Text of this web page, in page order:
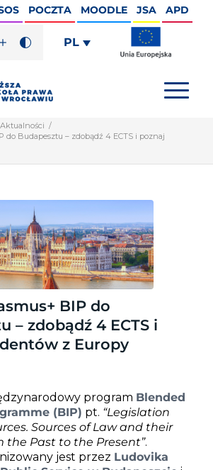
POCZTA MOODLE JSA APD
PL
Aktualności /
do Budapesztu – zdobądź 4 ECTS i poznaj
BIP do
– zdobądź 4 ECTS i
z Europy
program Blended
(BIP) pt. “Legislation
Sources of Law and their
the Past to the Present”.
jest przez Ludovika